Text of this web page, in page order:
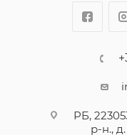
РБ,
р-н.,